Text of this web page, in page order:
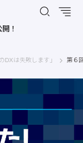
！
は失敗します」 第６